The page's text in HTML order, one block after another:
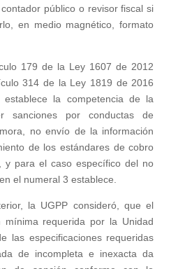
público o revisor fiscal si
en medio magnético, formato
179 de la Ley 1607 de 2012
314 de la Ley 1819 de 2016
establece la competencia de la
sanciones por conductas de
no envío de la información
de los estándares de cobro
y para el caso específico del no
el numeral 3 establece.
la UGPP consideró, que el
mínima requerida por la Unidad
las especificaciones requeridas
de incompleta e inexacta da